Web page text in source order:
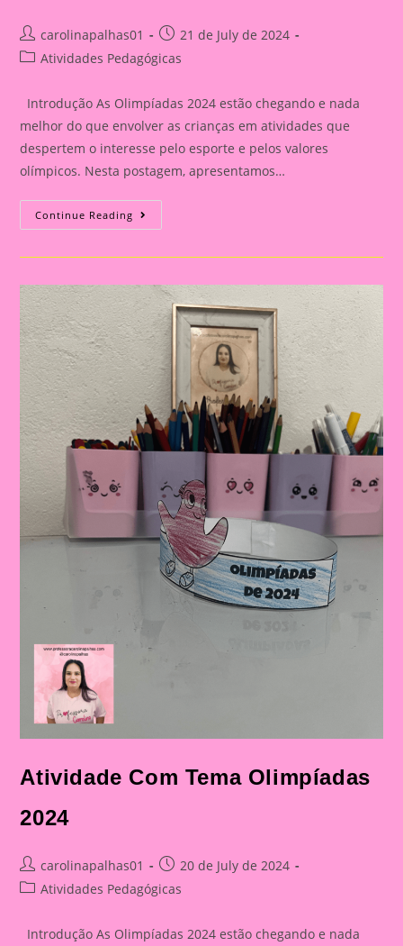
Post
author:
carolinapalhas01
Post
published:
21 de July de 2024
PostAtividades Pedagógicas
Introdução As Olimpíadas 2024 estão chegando e nada
melhor do que envolver as crianças em atividades que
despertem o interesse pelo esporte e pelos valores
olímpicos. Nesta postagem, apresentamos…
Continue Reading Atividade
Com
Olimpíadas
Atividade Com Tema Olimpíadas
2024
Post
author:
carolinapalhas01
Post
published:
20 de July de 2024
PostAtividades Pedagógicas
Introdução As Olimpíadas 2024 estão chegando e nada